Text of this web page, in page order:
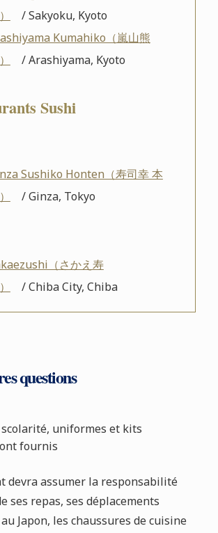
/ Sakyoku, Kyoto
Kumahiko（嵐山熊
/ Arashiyama, Kyoto
Sushi
Sushiko Honten（寿司幸 本
/ Ginza, Tokyo
（さかえ寿
/ Chiba City, Chiba
questions
uniformes et kits
fournis
devra assumer la responsabilité
ses repas, ses déplacements
Japon, les chaussures de cuisine